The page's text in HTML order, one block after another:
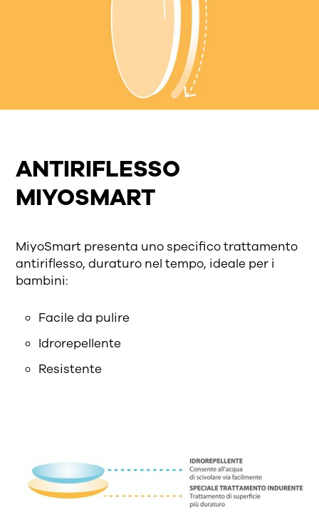
ANTIRIFLESSO
MIYOSMART
MiyoSmart presenta uno specifico trattamento
antiri­flesso, duraturo nel tempo, ideale per i
bambini:
Facile da pulire
Idrorepellente
Resistente